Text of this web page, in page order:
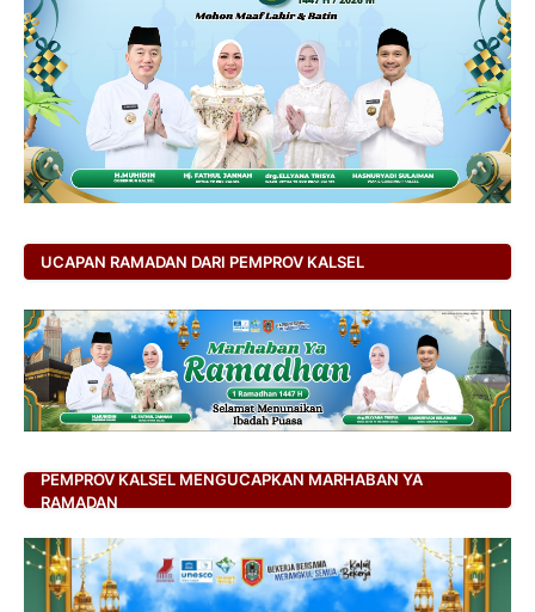
UCAPAN RAMADAN DARI PEMPROV KALSEL
PEMPROV KALSEL MENGUCAPKAN MARHABAN YA
RAMADAN